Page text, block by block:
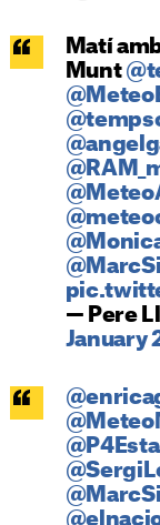
Matí
Munt
— Pere
January